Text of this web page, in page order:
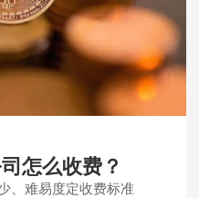
怎么收费？
、难易度定收费标准